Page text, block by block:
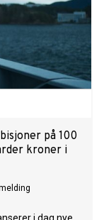
på 100
kroner i